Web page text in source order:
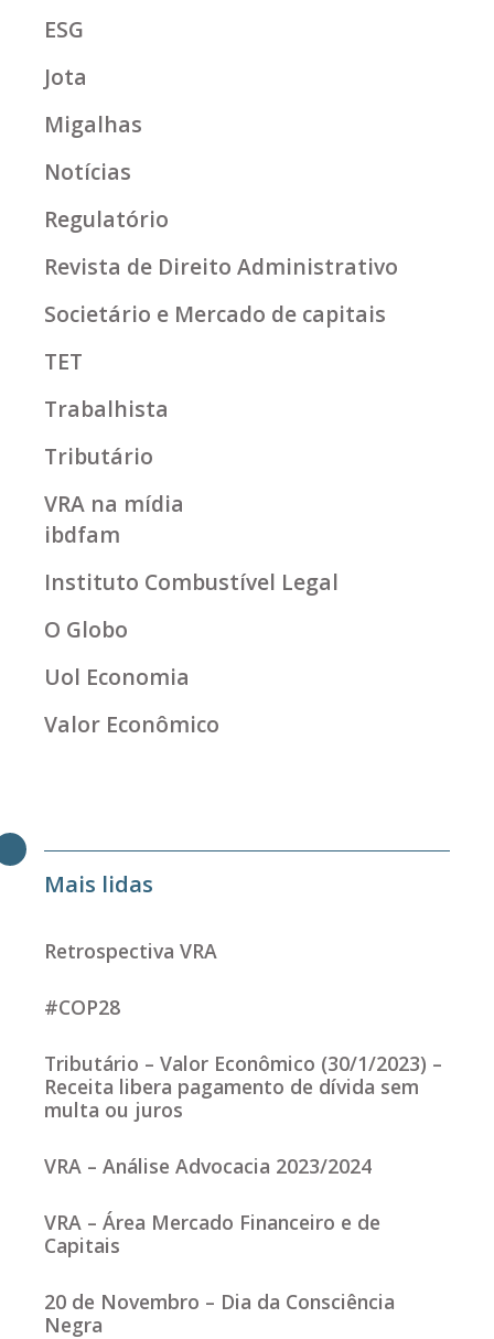
ESG
Jota
Migalhas
Notícias
Regulatório
Revista de Direito Administrativo
Societário e Mercado de capitais
TET
Trabalhista
Tributário
VRA na mídia
ibdfam
Instituto Combustível Legal
O Globo
Uol Economia
Valor Econômico
Mais lidas
Retrospectiva VRA
#COP28
Tributário – Valor Econômico (30/1/2023) –
Receita libera pagamento de dívida sem
multa ou juros
VRA – Análise Advocacia 2023/2024
VRA – Área Mercado Financeiro e de
Capitais
20 de Novembro – Dia da Consciência
Negra